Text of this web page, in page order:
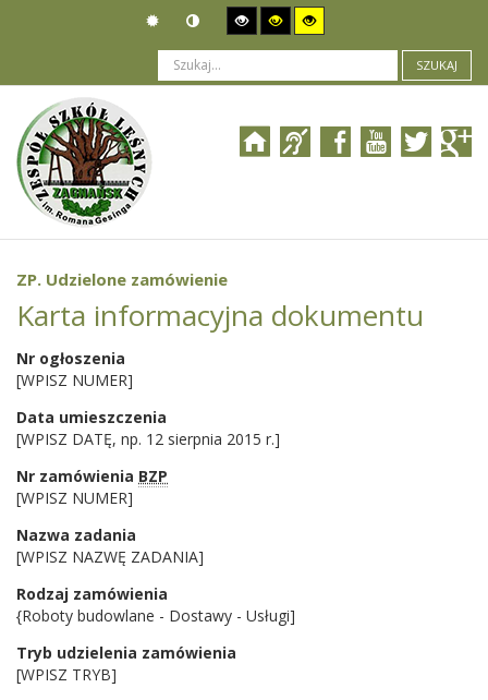
SZUKAJ
Jesteś tutaj: Organizacja
ROOT > Szablony artykułów
ZP. Udzielone zamówienie
Karta informacyjna dokumentu
Nr ogłoszenia
[WPISZ NUMER]
Data umieszczenia
[WPISZ DATĘ, np. 12 sierpnia 2015 r.]
Nr zamówienia BZP
[WPISZ NUMER]
Nazwa zadania
[WPISZ NAZWĘ ZADANIA]
Rodzaj zamówienia
{Roboty budowlane - Dostawy - Usługi]
Tryb udzielenia zamówienia
[WPISZ TRYB]